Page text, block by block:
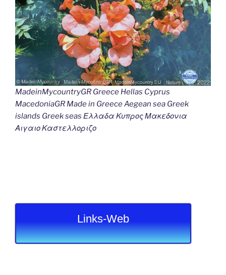
MadeinMycountryGR Greece Hellas Cyprus
MacedoniaGR Made in Greece Aegean sea Greek
islands Greek seas Ελλαδα Κυπρος Μακεδονια
Αιγαιο Καστελλοριζο
Links-Web